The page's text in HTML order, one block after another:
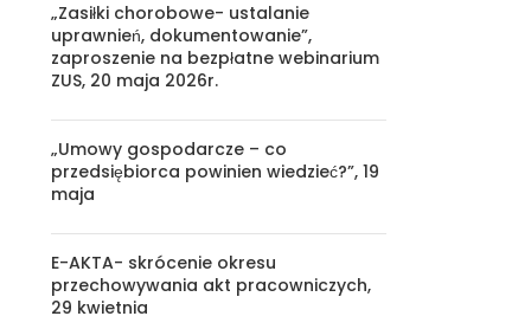
„Zasiłki chorobowe- ustalanie
uprawnień, dokumentowanie”,
zaproszenie na bezpłatne webinarium
ZUS, 20 maja 2026r.
„Umowy gospodarcze – co
przedsiębiorca powinien wiedzieć?”, 19
maja
E-AKTA- skrócenie okresu
przechowywania akt pracowniczych,
29 kwietnia